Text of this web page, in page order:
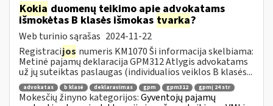
Kokia duomenų teikimo apie advokatams
išmokėtas B klasės išmokas tvarka?
Web turinio sąrašas 2024-11-22
Registracijos numeris KM1070 Ši informacija skelbiama:
Metinė pajamų deklaracija GPM312 Atlygis advokatams
už jų suteiktas paslaugas (individualios veiklos B klasės...
advokatas b klasė deklaravimas gpm gpm312 gpmį 24 str
Mokesčių žinyno kategorijos:Gyventojų pajamų